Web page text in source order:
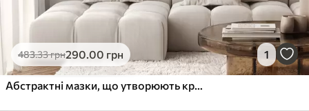
483.33грн290.00 грн 1
Абстрактні мазки, що утворюють круглу форму, фактурне сучасне мистецтво